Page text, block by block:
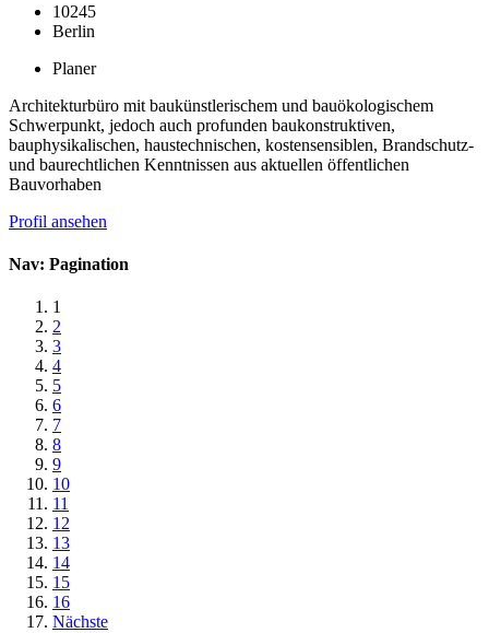
10245
Berlin
Planer
Architekturbüro mit baukünstlerischem und bauökologischem
Schwerpunkt, jedoch auch profunden baukonstruktiven,
bauphysikalischen, haustechnischen, kostensensiblen, Brandschutz-
und baurechtlichen Kenntnissen aus aktuellen öffentlichen
Bauvorhaben
Profil ansehen
Nav: Pagination
1
2
3
4
5
6
7
8
9
10
11
12
13
14
15
16
Nächste